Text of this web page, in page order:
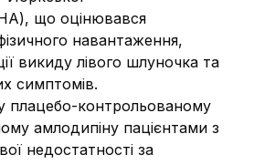
що оцінювався
навантаження,
викиду лівого шлуночка та
симптомів.
плацебо-контрольованому
амлодипіну пацієнтами з
недостатності за